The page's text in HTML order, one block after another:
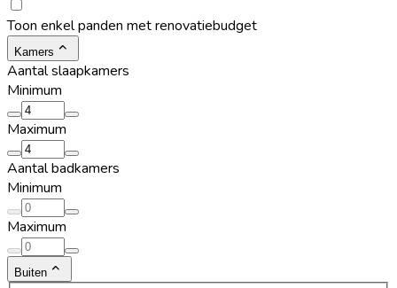
Toon enkel panden met renovatiebudget
Kamers
Aantal slaapkamers
Minimum
Maximum
Aantal badkamers
Minimum
Maximum
Buiten